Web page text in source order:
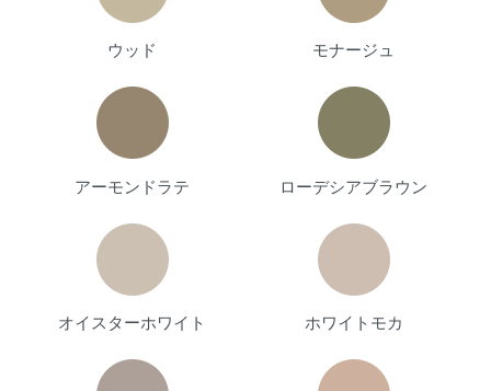
ウッド モナージュ
アーモンドラテ ローデシアブラウン
オイスターホワイト ホワイトモカ